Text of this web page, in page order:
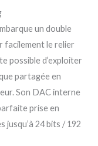
un double
facilement le relier
possible d’exploiter
partagée en
Son DAC interne
prise en
jusqu’à 24 bits / 192